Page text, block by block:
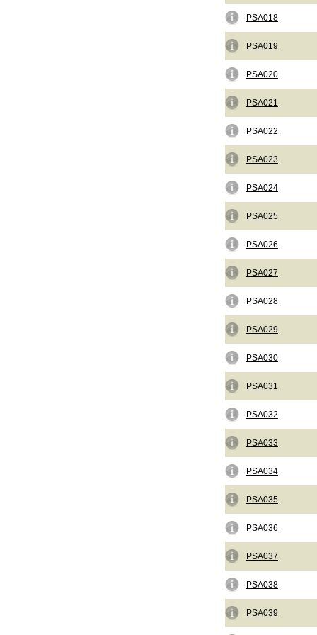
PSA018
PSA019
PSA020
PSA021
PSA022
PSA023
PSA024
PSA025
PSA026
PSA027
PSA028
PSA029
PSA030
PSA031
PSA032
PSA033
PSA034
PSA035
PSA036
PSA037
PSA038
PSA039